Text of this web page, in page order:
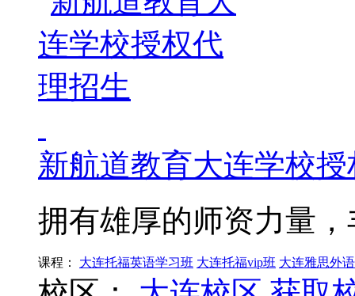
新航道教育大连学校
拥有雄厚的师资力量
课程： 大连托福英语学习班 大连托福vip班 大连雅思外